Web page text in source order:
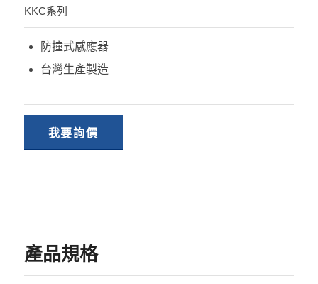
KKC系列
防撞式感應器
台灣生產製造
我要詢價
產品規格